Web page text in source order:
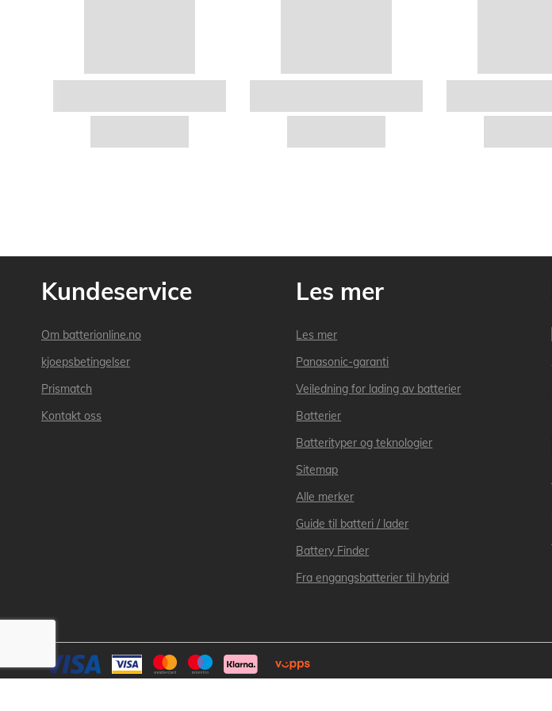
Kundeservice
Om batterionline.no
kjoepsbetingelser
Prismatch
Kontakt oss
Les mer
Les mer
Panasonic-garanti
Veiledning for lading av batterier
Batterier
Batterityper og teknologier
Sitemap
Alle merker
Guide til batteri / lader
Battery Finder
Fra engangsbatterier til hybrid